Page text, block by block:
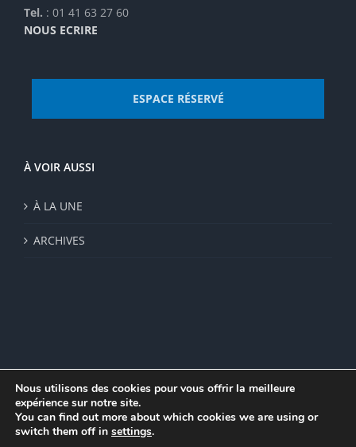
Tel. : 01 41 63 27 60
NOUS ECRIRE
ESPACE RÉSERVÉ
À VOIR AUSSI
À LA UNE
ARCHIVES
© Institut de recherche de la FSU 2023 | Par FSU |Plan du site
Mentions légales|Politique de confidentialité
Nous utilisons des cookies pour vous offrir la meilleure
expérience sur notre site.
You can find out more about which cookies we are using or
switch them off in settings.